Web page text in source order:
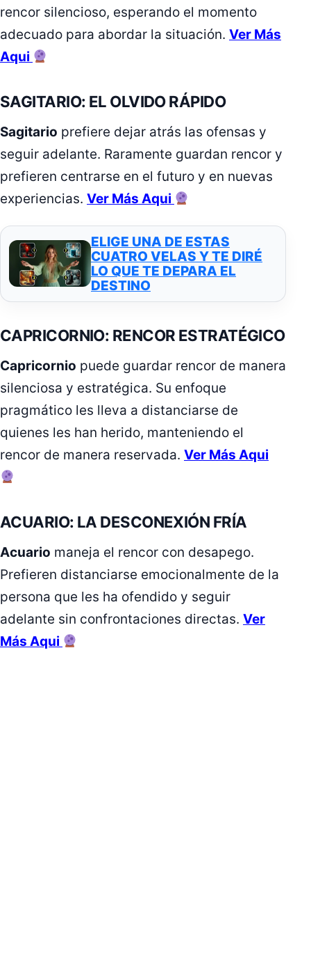
rencor silencioso, esperando el momento
adecuado para abordar la situación. Ver Más
Aqui
SAGITARIO: EL OLVIDO RÁPIDO
Sagitario prefiere dejar atrás las ofensas y
seguir adelante. Raramente guardan rencor y
prefieren centrarse en el futuro y en nuevas
experiencias. Ver Más Aqui
ELIGE UNA DE ESTAS
CUATRO VELAS Y TE DIRÉ
LO QUE TE DEPARA EL
DESTINO
CAPRICORNIO: RENCOR ESTRATÉGICO
Capricornio puede guardar rencor de manera
silenciosa y estratégica. Su enfoque
pragmático les lleva a distanciarse de
quienes les han herido, manteniendo el
rencor de manera reservada. Ver Más Aqui
ACUARIO: LA DESCONEXIÓN FRÍA
Acuario maneja el rencor con desapego.
Prefieren distanciarse emocionalmente de la
persona que les ha ofendido y seguir
adelante sin confrontaciones directas. Ver
Más Aqui